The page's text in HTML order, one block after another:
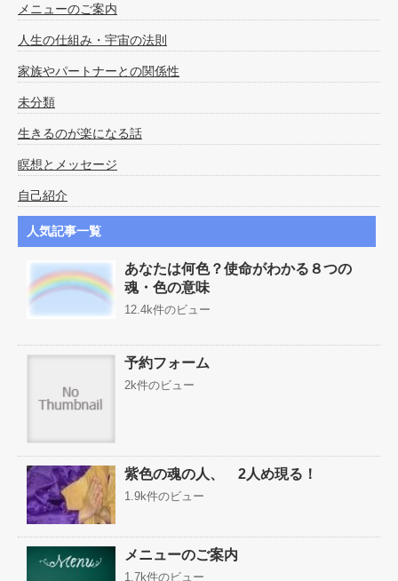
メニューのご案内
人生の仕組み・宇宙の法則
家族やパートナーとの関係性
未分類
生きるのが楽になる話
瞑想とメッセージ
自己紹介
人気記事一覧
あなたは何色？使命がわかる８つの
魂・色の意味
12.4k件のビュー
予約フォーム
2k件のビュー
紫色の魂の人、 2人め現る！
1.9k件のビュー
メニューのご案内
1.7k件のビュー